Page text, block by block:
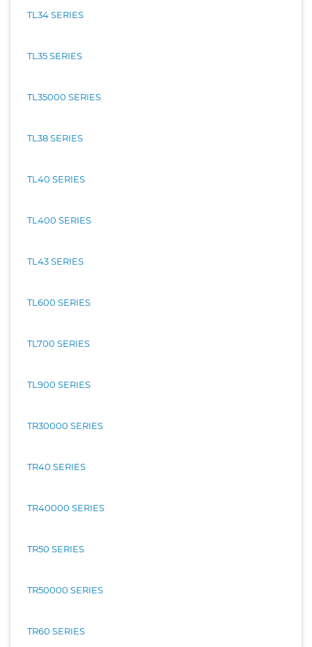
TL34 SERIES
TL35 SERIES
TL35000 SERIES
TL38 SERIES
TL40 SERIES
TL400 SERIES
TL43 SERIES
TL600 SERIES
TL700 SERIES
TL900 SERIES
TR30000 SERIES
TR40 SERIES
TR40000 SERIES
TR50 SERIES
TR50000 SERIES
TR60 SERIES